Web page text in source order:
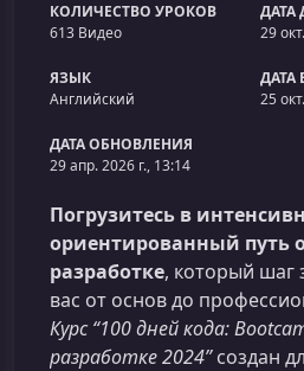
КОЛИЧЕСТВО УРОКОВ
613 Видео
ДАТА
29
ЯЗЫК
Английский
ДАТА
25
ДАТА ОБНОВЛЕНИЯ
29 апр. 2026 г., 13:14
Погрузитесь в
ориентированный путь
разработке, который шаг
вас от основ до
Курс “100 дней кода:
разработке 2024”создан